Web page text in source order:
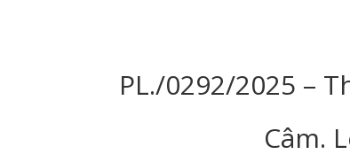
PL./0292/2025 –
Câm.